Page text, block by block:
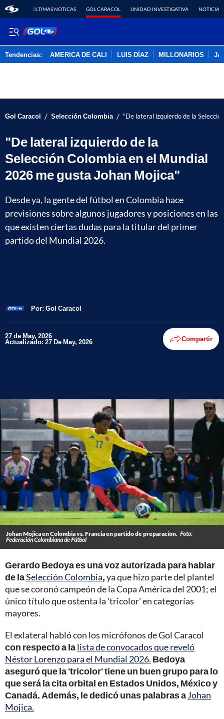
ÚLTIMAS NOTICAS GOL CARACOL UNIDAD INVESTIGATIVA NOTICIAS
Tendencias: AMERICA DE CALI LUIS DÍAZ MILLONARIOS
Gol Caracol / Selección Colombia / "De lateral izquierdo de la
"De lateral izquierdo de la
Selección Colombia en el Mundial
2026 me gusta Johan Mojica"
Desde ya, la gente del fútbol en Colombia hace
previsiones sobre algunos jugadores y posiciones en las
que existen ciertas dudas para la titular del primer
partido del Mundial 2026.
Por: Gol Caracol
27 de May, 2026
Actualizado: 27 De May, 2026 Compartir
Johan Mojica en Colombia vs. Francia en partido de preparación. Foto:
Federación Colombiana de Fútbol
Gerardo Bedoya es una voz autorizada para hablar
de laSelección Colombia,ya que hizo parte del plantel
que se coronó campeón de la Copa América del 2001; el
único título que ostenta la 'tricolor' en categorías
mayores.
El exlateral habló con los micrófonos de Gol Caracol
con respecto a lalista de convocados que reveló
Néstor Lorenzo para el Mundial 2026. Bedoya
aseguró que la 'tricolor' tiene un buen grupo para lo
que será la cita orbital en Estados Unidos, México y
Canadá. Además, le dedicó unas palabras aJohan
Mojica.